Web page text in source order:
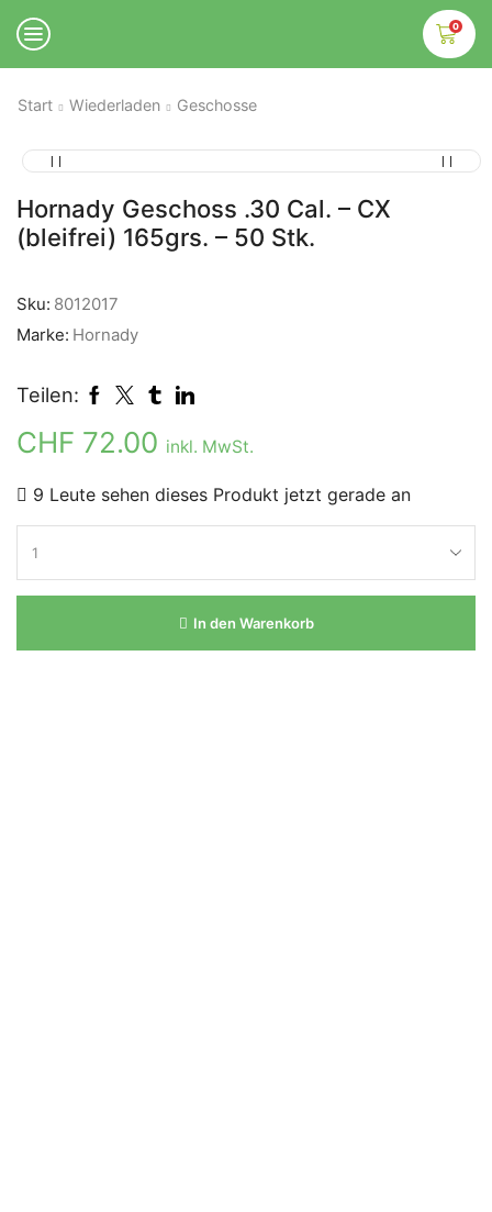
0
Start Wiederladen Geschosse
Hornady Geschoss .30 Cal. – CX
(bleifrei) 165grs. – 50 Stk.
Sku: 8012017
Marke: Hornady
Teilen:
CHF 72.00 inkl. MwSt.
9 Leute sehen dieses Produkt jetzt gerade an
In den Warenkorb